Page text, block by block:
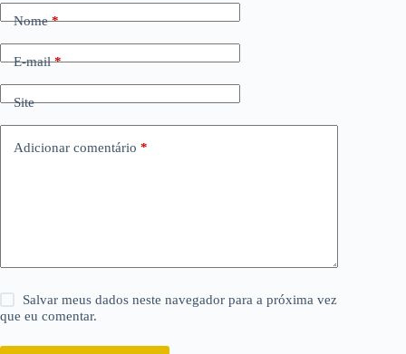
Nome*
E-mail*
Site
Adicionar comentário *
Salvar meus dados neste navegador para a próxima vez
que eu comentar.